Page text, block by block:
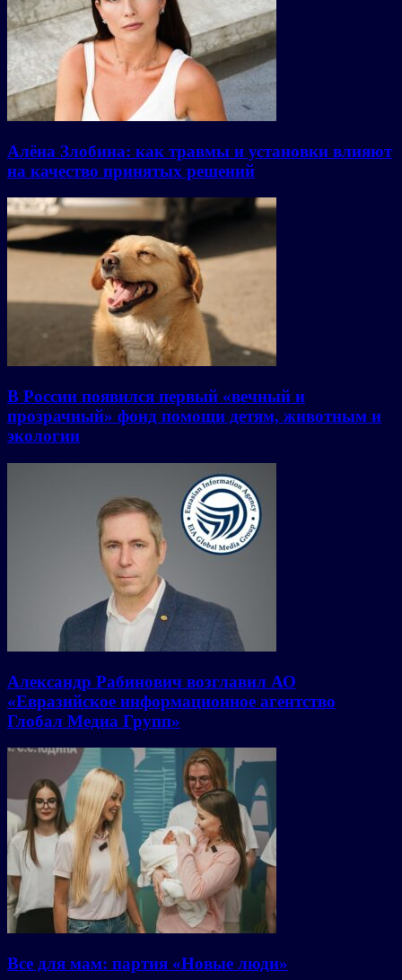
Алёна Злобина: как травмы и установки влияют
на качество принятых решений
В России появился первый «вечный и
прозрачный» фонд помощи детям, животным и
экологии
Александр Рабинович возглавил АО
«Евразийское информационное агентство
Глобал Медиа Групп»
Все для мам: партия «Новые люди»